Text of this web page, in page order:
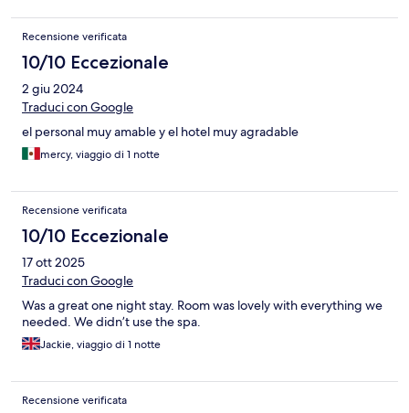
Recensione verificata
10/10 Eccezionale
2 giu 2024
Traduci con Google
el personal muy amable y el hotel muy agradable
mercy, viaggio di 1 notte
Recensione verificata
10/10 Eccezionale
17 ott 2025
Traduci con Google
Was a great one night stay. Room was lovely with everything we
needed. We didn’t use the spa.
Jackie, viaggio di 1 notte
Recensione verificata